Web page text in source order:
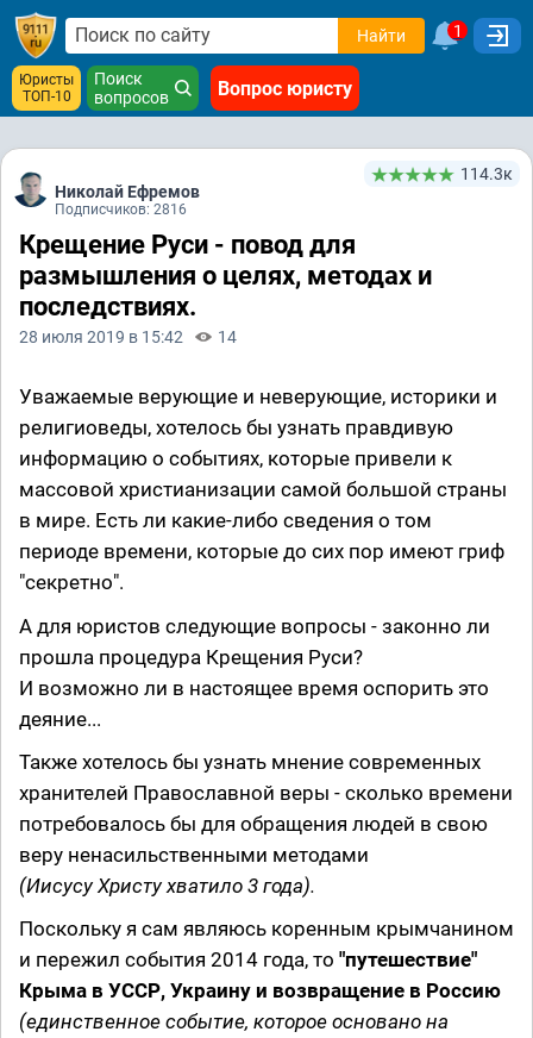
Найти 1
Юристы
ТОП-10
Поиск
вопросов
Вопрос юристу
Николай Ефремов
Подписчиков: 2816
114.3к
Крещение Руси - повод для
размышления о целях, методах и
последствиях.
28 июля 2019 в 15:42 14
Уважаемые верующие и неверующие, историки и
религиоведы, хотелось бы узнать правдивую
информацию о событиях, которые привели к
массовой христианизации самой большой страны
в мире. Есть ли какие-либо сведения о том
периоде времени, которые до сих пор имеют гриф
"секретно".
А для юристов следующие вопросы - законно ли
прошла процедура Крещения Руси?
И возможно ли в настоящее время оспорить это
деяние...
Также хотелось бы узнать мнение современных
хранителей Православной веры - сколько времени
потребовалось бы для обращения людей в свою
веру ненасильственными методами
(Иисусу Христу хватило 3 года).
Поскольку я сам являюсь коренным крымчанином
и пережил события 2014 года, то "путешествие"
Крыма в УССР, Украину и возвращение в Россию
(единственное событие, которое основано на